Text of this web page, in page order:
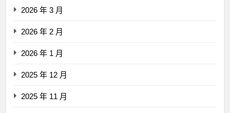
2026 年 3 月
2026 年 2 月
2026 年 1 月
2025 年 12 月
2025 年 11 月